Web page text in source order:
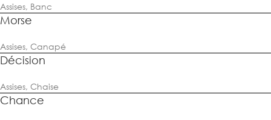
Assises, Banc
Morse
Assises, Canapé
Décision
Assises, Chaise
Chance